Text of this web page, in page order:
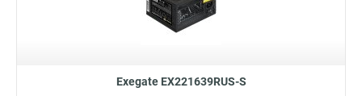
Exegate EX221639RUS-S